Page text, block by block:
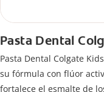
Pasta Dental
Pasta Dental Colgate
su fórmula con flúor
fortalece el esmalte de